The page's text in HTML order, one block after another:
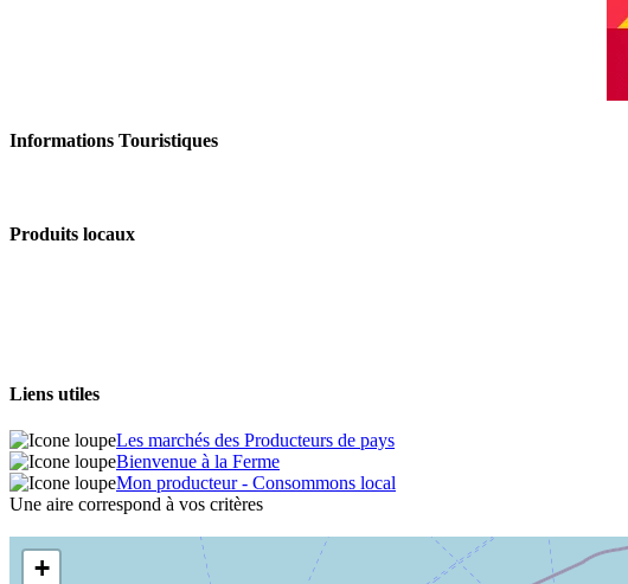
Informations Touristiques
Produits locaux
Liens utiles
Les marchés des Producteurs de pays
Bienvenue à la Ferme
Mon producteur - Consommons local
Une aire correspond à vos critères
+